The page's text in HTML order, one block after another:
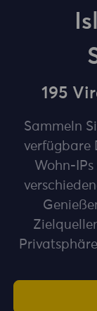
195
Sammeln
verfügbare
Wohn-